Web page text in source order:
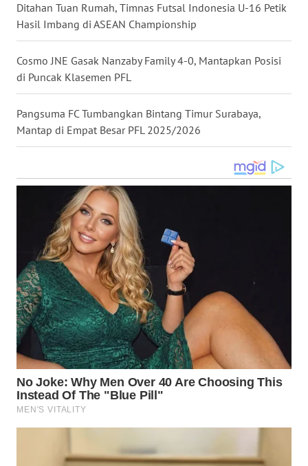
Ditahan Tuan Rumah, Timnas Futsal Indonesia U-16 Petik
Hasil Imbang di ASEAN Championship
Cosmo JNE Gasak Nanzaby Family 4-0, Mantapkan Posisi
di Puncak Klasemen PFL
Pangsuma FC Tumbangkan Bintang Timur Surabaya,
Mantap di Empat Besar PFL 2025/2026
NUSANTARA
WN
JOGJA
WN
JATIM
BALI
KALBAR
WN
KALTENG
WN
KALTARA
WN
KALSEL